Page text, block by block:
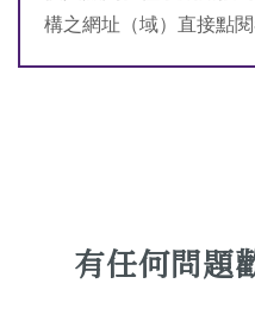
構之網址（域）直接點閱
有任何問題